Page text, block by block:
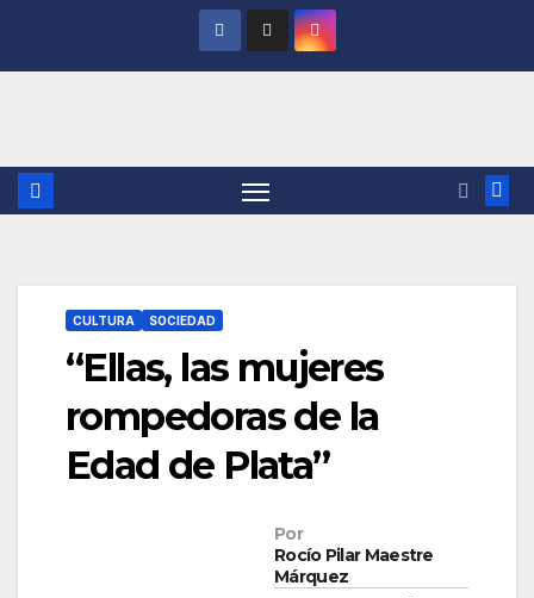
CULTURA SOCIEDAD
“Ellas, las mujeres
rompedoras de la
Edad de Plata”
Por
Rocío Pilar Maestre
Márquez